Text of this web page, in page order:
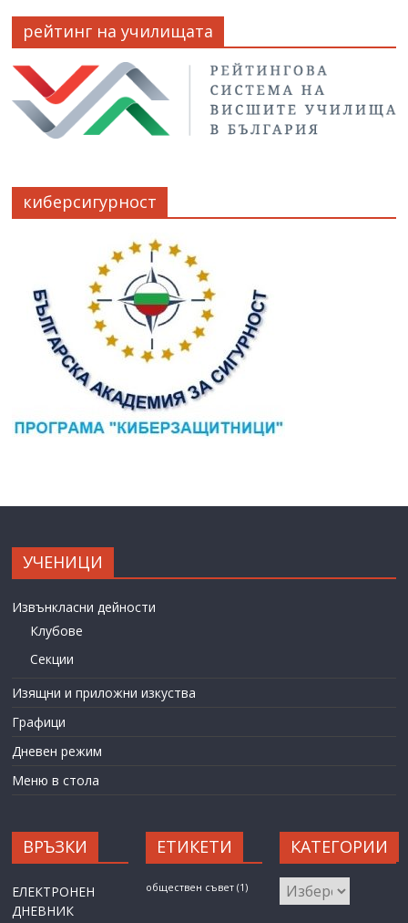
рейтинг на училищата
киберсигурност
УЧЕНИЦИ
Извънкласни дейности
Клубове
Секции
Изящни и приложни изкуства
Графици
Дневен режим
Меню в стола
ВРЪЗКИ
ЕЛЕКТРОНЕН
ДНЕВНИК
ЕТИКЕТИ
обществен съвет (1)
КАТЕГОРИИ
КАТЕГОРИИ